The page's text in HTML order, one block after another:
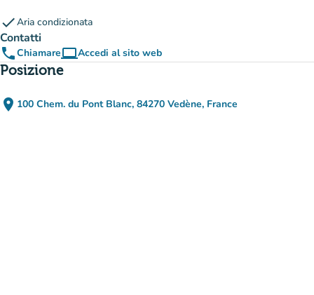
checkAria condizionata
Contatti
phoneChiamarecomputerAccedi al sito web
(nuova scheda)
Posizione
place 100 Chem. du Pont Blanc, 84270 Vedène, France
(apri in Google Maps)
(nuova scheda)